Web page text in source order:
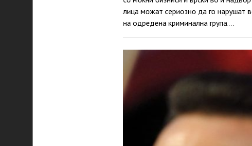
лица можат сериозно да го нарушат
на одредена криминална група.…